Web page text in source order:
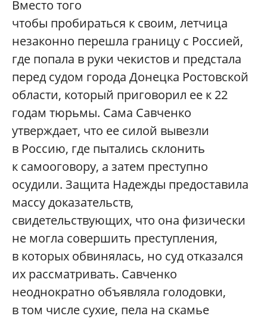
Вместо того
чтобы пробираться к своим, летчица
незаконно перешла границу с Россией,
где попала в руки чекистов и предстала
перед судом города Донецка Ростовской
области, который приговорил ее к 22
годам тюрьмы. Сама Савченко
утверждает, что ее силой вывезли
в Россию, где пытались склонить
к самооговору, а затем преступно
осудили. Защита Надежды предоставила
массу доказательств,
свидетельствующих, что она физически
не могла совершить преступления,
в которых обвинялась, но суд отказался
их рассматривать. Савченко
неоднократно объявляла голодовки,
в том числе сухие, пела на скамье